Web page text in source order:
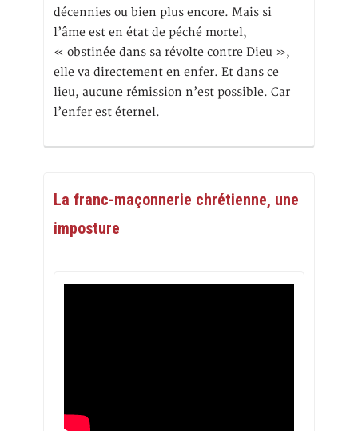
décennies ou bien plus encore. Mais si
l’âme est en état de péché mortel,
« obstinée dans sa révolte contre Dieu »,
elle va directement en enfer. Et dans ce
lieu, aucune rémission n’est possible. Car
l’enfer est éternel.
La franc-maçonnerie chrétienne, une
imposture